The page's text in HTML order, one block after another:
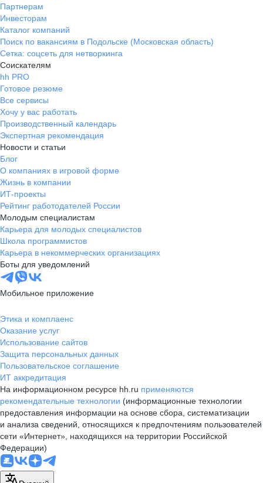
Партнерам
Инвесторам
Каталог компаний
Поиск по вакансиям в Подольске (Московская область)
Сетка: соцсеть для нетворкинга
Соискателям
hh PRO
Готовое резюме
Все сервисы
Хочу у вас работать
Производственный календарь
Экспертная рекомендация
Новости и статьи
Блог
О компаниях в игровой форме
Жизнь в компании
ИТ-проекты
Рейтинг работодателей России
Молодым специалистам
Карьера для молодых специалистов
Школа программистов
Карьера в некоммерческих организациях
Боты для уведомлений
Мобильное приложение
Этика и комплаенс
Оказание услуг
Использование сайтов
Защита персональных данных
Пользовательское соглашение
ИТ аккредитация
На информационном ресурсе hh.ru применяются
рекомендательные технологии (информационные технологии
предоставления информации на основе сбора, систематизации
и анализа сведений, относящихся к предпочтениям пользователей
сети «Интернет», находящихся на территории Российской
Федерации)